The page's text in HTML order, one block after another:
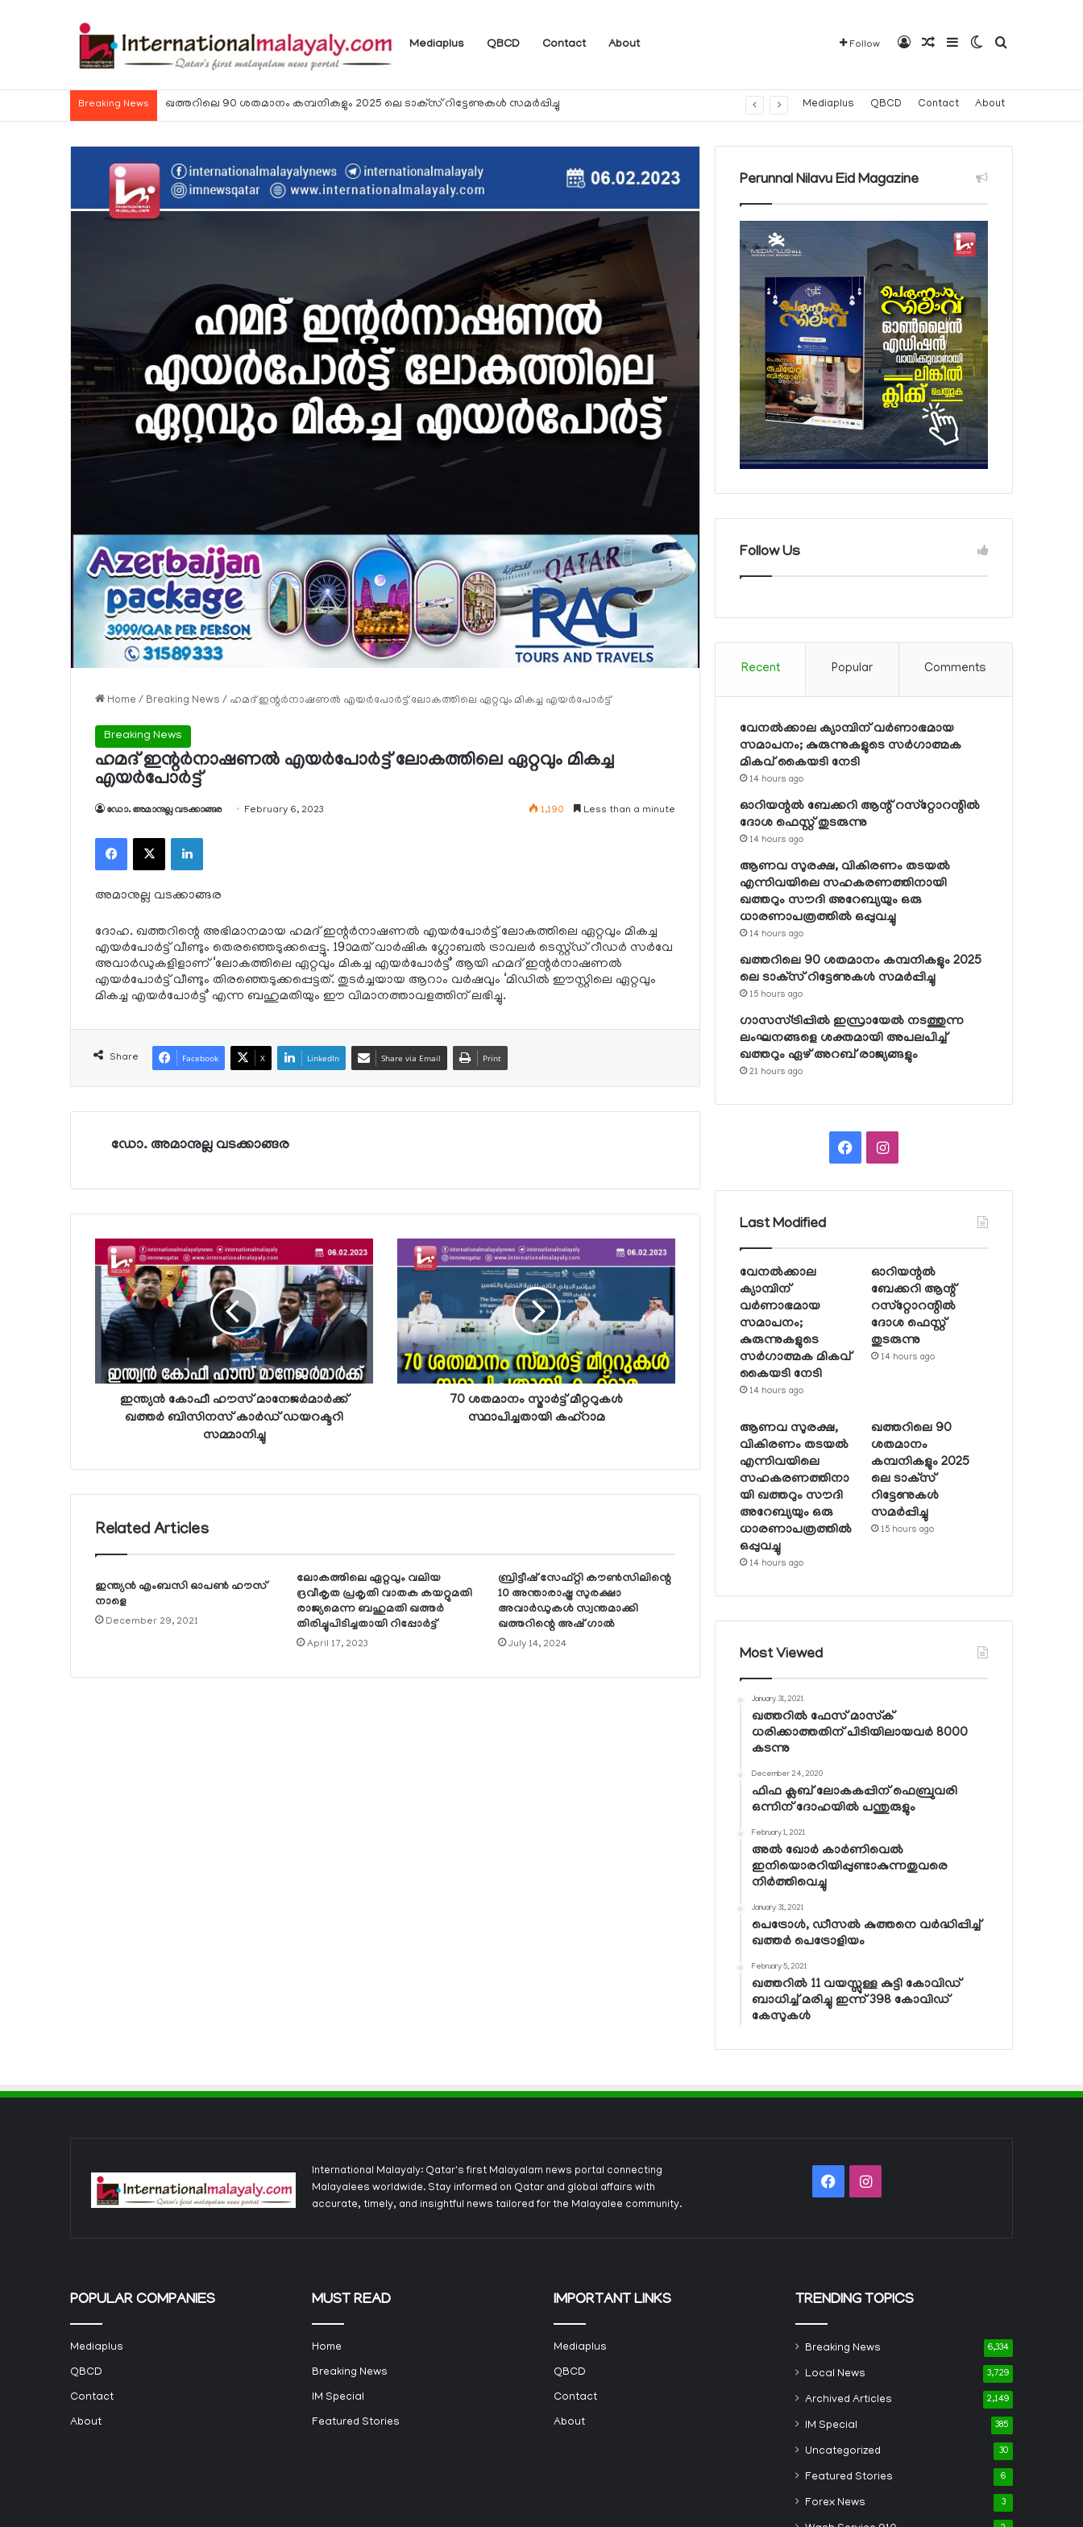
Mediaplus QBCD Contact About Follow Log InRandom Article
SidebarSwitch skin
Search for
Breaking News ഹോര്‍മുസ് കടലിടുക്ക് ഉടന്‍ തുറന്നേക്കും Mediaplus QBCD Contact About
Home / Breaking News / ഹമദ് ഇന്റര്‍നാഷണല്‍ എയര്‍പോര്‍ട്ട് ലോകത്തിലെ ഏറ്റവും മികച്ച എയര്‍പോര്‍ട്ട്
Breaking News
ഹമദ് ഇന്റര്‍നാഷണല്‍ എയര്‍പോര്‍ട്ട് ലോകത്തിലെ ഏറ്റവും മികച്ച
എയര്‍പോര്‍ട്ട്
ഡോ. അമാനുല്ല വടക്കാങ്ങര February 6, 2023 1,190 Less than a minute
Facebook
X LinkedIn
അമാനുല്ല വടക്കാങ്ങര
ദോഹ. ഖത്തറിന്റെ അഭിമാനമായ ഹമദ് ഇന്റര്‍നാഷണല്‍ എയര്‍പോര്‍ട്ട് ലോകത്തിലെ ഏറ്റവും മികച്ച
എയര്‍പോര്‍ട്ട് വീണ്ടും തെരഞ്ഞെടുക്കപ്പെട്ടു. 19ാമത് വാര്‍ഷിക ഗ്ലോബല്‍ ട്രാവലര്‍ ടെസ്റ്റ്ഡ് റീഡര്‍ സര്‍വേ
അവാര്‍ഡുകളിളാണ് ‘ലോകത്തിലെ ഏറ്റവും മികച്ച എയര്‍പോര്‍ട്ട്’ ആയി ഹമദ് ഇന്റര്‍നാഷണല്‍
എയര്‍പോര്‍ട്ട് വീണ്ടും തിരഞ്ഞെടുക്കപ്പെട്ടത്. തുടര്‍ച്ചയായ ആറാം വര്‍ഷവും ‘മിഡില്‍ ഈസ്റ്റിലെ ഏറ്റവും
മികച്ച എയര്‍പോര്‍ട്ട്’ എന്ന ബഹുമതിയും ഈ വിമാനത്താവളത്തിന് ലഭിച്ചു.
Share Facebook X LinkedIn Share via Email Print
ഡോ. അമാനുല്ല വടക്കാങ്ങര
ഇന്ത്യന്‍ കോഫീ ഹൗസ് മാനേജര്‍മാര്‍ക്ക്
ഖത്തര്‍ ബിസിനസ് കാര്‍ഡ് ഡയറക്ടറി
സമ്മാനിച്ചു
70 ശതമാനം സ്മാര്‍ട്ട് മീറ്ററുകള്‍
സ്ഥാപിച്ചതായി കഹ്റാമ
Related Articles
ഇന്ത്യന്‍ എംബസി ഓപണ്‍ ഹൗസ്
നാളെ
December 29, 2021
ലോകത്തിലെ ഏറ്റവും വലിയ
ദ്രവീകൃത പ്രകൃതി വാതക കയറ്റുമതി
രാജ്യമെന്ന ബഹുമതി ഖത്തര്‍
തിരിച്ചുപിടിച്ചതായി റിപ്പോര്‍ട്ട്
April 17, 2023
ബ്രിട്ടീഷ് സേഫ്റ്റി കൗണ്‍സിലിന്റെ
10 അന്താരാഷ്ട്ര സുരക്ഷാ
അവാര്‍ഡുകള്‍ സ്വന്തമാക്കി
ഖത്തറിന്റെ അഷ് ഗാല്‍
July 14, 2024
Perunnal Nilavu Eid Magazine
Follow Us
Recent Popular Comments
വേനല്‍ക്കാല ക്യാമ്പിന് വര്‍ണാഭമായ
സമാപനം; കുരുന്നുകളുടെ സര്‍ഗാത്മക
മികവ് കൈയടി നേടി
14 hours ago
ഓറിയന്റല്‍ ബേക്കറി ആന്റ് റസ്‌റ്റോറന്റില്‍
ദോശ ഫെസ്റ്റ് തുടരുന്നു
14 hours ago
ആണവ സുരക്ഷ, വികിരണം തടയല്‍
എന്നിവയിലെ സഹകരണത്തിനായി
ഖത്തറും സൗദി അറേബ്യയും ഒരു
ധാരണാപത്രത്തില്‍ ഒപ്പുവച്ചു
14 hours ago
ഖത്തറിലെ 90 ശതമാനം കമ്പനികളും 2025
ലെ ടാക്‌സ് റിട്ടേണുകള്‍ സമര്‍പ്പിച്ചു
15 hours ago
ഗാസസ്ട്രിപ്പില്‍ ഇസ്രായേല്‍ നടത്തുന്ന
ലംഘനങ്ങളെ ശക്തമായി അപലപിച്ച്
ഖത്തറും ഏഴ് അറബ് രാജ്യങ്ങളും
21 hours ago
FacebookInstagram
Last Modified
വേനല്‍ക്കാല
ക്യാമ്പിന്
വര്‍ണാഭമായ
സമാപനം;
കുരുന്നുകളുടെ
സര്‍ഗാത്മക മികവ്
കൈയടി നേടി
14 hours ago
ഓറിയന്റല്‍
ബേക്കറി ആന്റ്
റസ്‌റ്റോറന്റില്‍
ദോശ ഫെസ്റ്റ്
തുടരുന്നു
14 hours ago
ആണവ സുരക്ഷ,
വികിരണം തടയല്‍
എന്നിവയിലെ
സഹകരണത്തിനാ
യി ഖത്തറും സൗദി
അറേബ്യയും ഒരു
ധാരണാപത്രത്തില്‍
ഒപ്പുവച്ചു
14 hours ago
ഖത്തറിലെ 90
ശതമാനം
കമ്പനികളും 2025
ലെ ടാക്‌സ്
റിട്ടേണുകള്‍
സമര്‍പ്പിച്ചു
15 hours ago
Most Viewed
January 31, 2021
ഖത്തറില്‍ ഫേസ് മാസ്‌ക്
ധരിക്കാത്തതിന് പിടിയിലായവര്‍ 8000
കടന്നു
December 24, 2020
ഫിഫ ക്ലബ് ലോകകപ്പിന് ഫെബ്രുവരി
ഒന്നിന് ദോഹയില്‍ പന്തുരുളും
February 1, 2021
അല്‍ ഖോര്‍ കാര്‍ണിവെല്‍
ഇനിയൊരറിയിപ്പുണ്ടാകുന്നതുവരെ
നിര്‍ത്തിവെച്ചു
January 31, 2021
പെട്രോള്‍, ഡീസല്‍ കുത്തനെ വര്‍ദ്ധിപ്പിച്ച്
ഖത്തര്‍ പെട്രോളിയം
February 5, 2021
ഖത്തറില്‍ 11 വയസ്സുള്ള കുട്ടി കോവിഡ്
ബാധിച്ച് മരിച്ചു ഇന്ന് 398 കോവിഡ്
കേസുകള്‍
International Malayaly: Qatar's first Malayalam news portal connecting
Malayalees worldwide. Stay informed on Qatar and global affairs with
accurate, timely, and insightful news tailored for the Malayalee community.
FacebookInstagram
POPULAR COMPANIES
Mediaplus
QBCD
Contact
About
MUST READ
Home
Breaking News
IM Special
Featured Stories
IMPORTANT LINKS
Mediaplus
QBCD
Contact
About
TRENDING TOPICS
Breaking News 6,334
Local News 3,729
Archived Articles 2,149
IM Special 385
Uncategorized 30
Featured Stories 6
Forex News 3